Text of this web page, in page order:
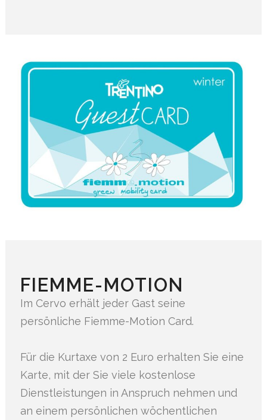
FIEMME-MOTION
Im Cervo erhält jeder Gast seine
persönliche Fiemme-Motion Card.
Für die Kurtaxe von 2 Euro erhalten Sie eine
Karte, mit der Sie viele kostenlose
Dienstleistungen in Anspruch nehmen und
an einem persönlichen wöchentlichen